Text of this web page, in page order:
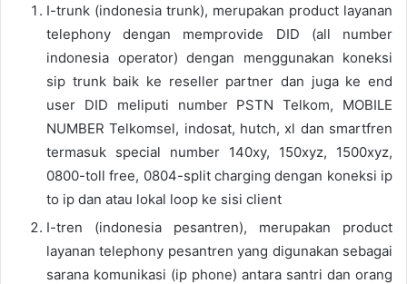
I-trunk (indonesia trunk), merupakan product layanan
telephony dengan memprovide DID (all number
indonesia operator) dengan menggunakan koneksi
sip trunk baik ke reseller partner dan juga ke end
user DID meliputi number PSTN Telkom, MOBILE
NUMBER Telkomsel, indosat, hutch, xl dan smartfren
termasuk special number 140xy, 150xyz, 1500xyz,
0800-toll free, 0804-split charging dengan koneksi ip
to ip dan atau lokal loop ke sisi client
I-tren (indonesia pesantren), merupakan product
layanan telephony pesantren yang digunakan sebagai
sarana komunikasi (ip phone) antara santri dan orang